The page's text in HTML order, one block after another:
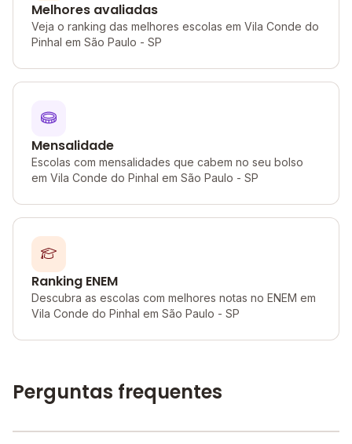
Melhores avaliadas
Veja o ranking das melhores escolas em Vila Conde do
Pinhal em São Paulo - SP
Mensalidade
Escolas com mensalidades que cabem no seu bolso
em Vila Conde do Pinhal em São Paulo - SP
Ranking ENEM
Descubra as escolas com melhores notas no ENEM em
Vila Conde do Pinhal em São Paulo - SP
Perguntas frequentes